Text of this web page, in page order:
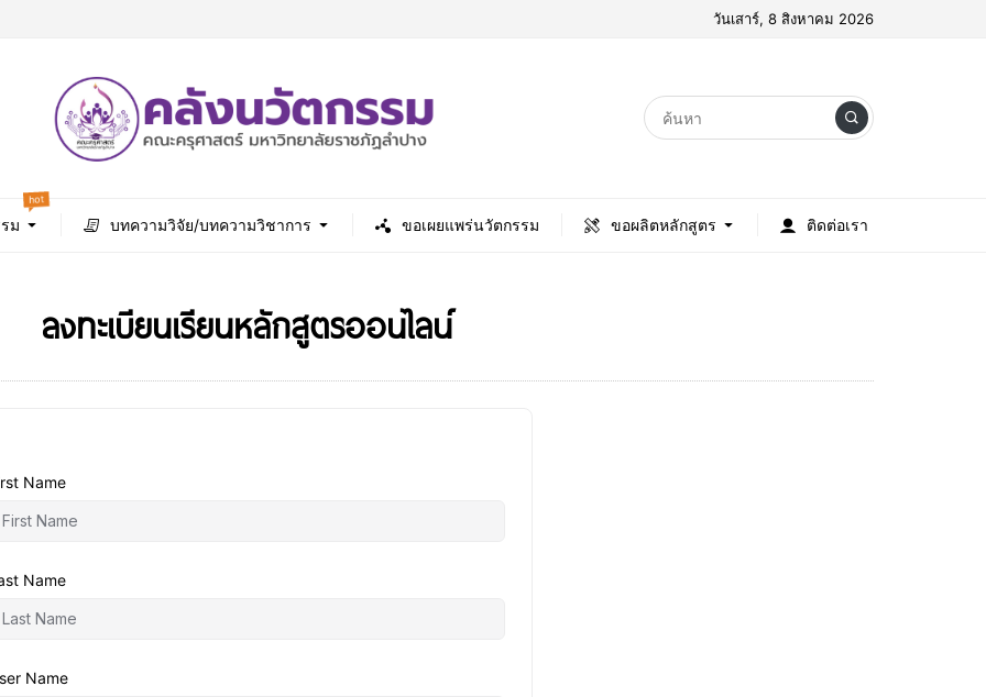
วันเสาร์, 8 สิงหาคม 2026
ม
hot
บทความวิจัย/บทความวิชาการ ขอเผยแพร่นวัตกรรม ขอผลิตหลักสูตร ติดต่อเรา
ลงทะเบียนเรียนหลักสูตรออนไลน์
Name
Name
Name